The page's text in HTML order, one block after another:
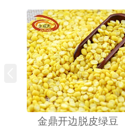
金鼎开边脱皮绿豆